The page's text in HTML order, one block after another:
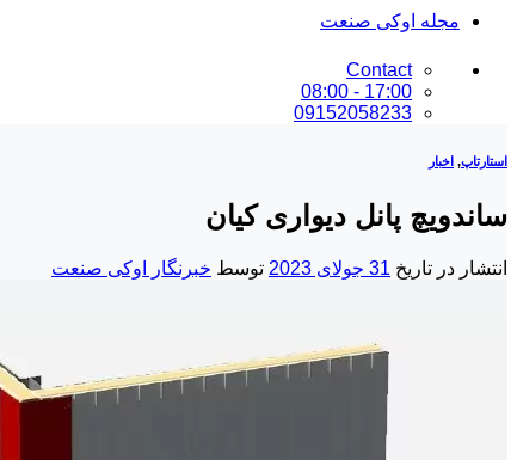
مجله اوکی صنعت
Contact
17:00 - 08:00
09152058233
استارتاپ, اخبار
ساندویچ پانل دیواری کیان
انتشار در تاریخ 31 جولای 2023 توسط خبرنگار اوکی صنعت